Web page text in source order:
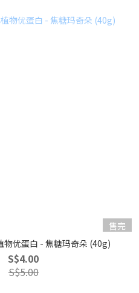
售完
物优蛋白 - 焦糖玛奇朵 (40g)
S$4.00
S$5.00